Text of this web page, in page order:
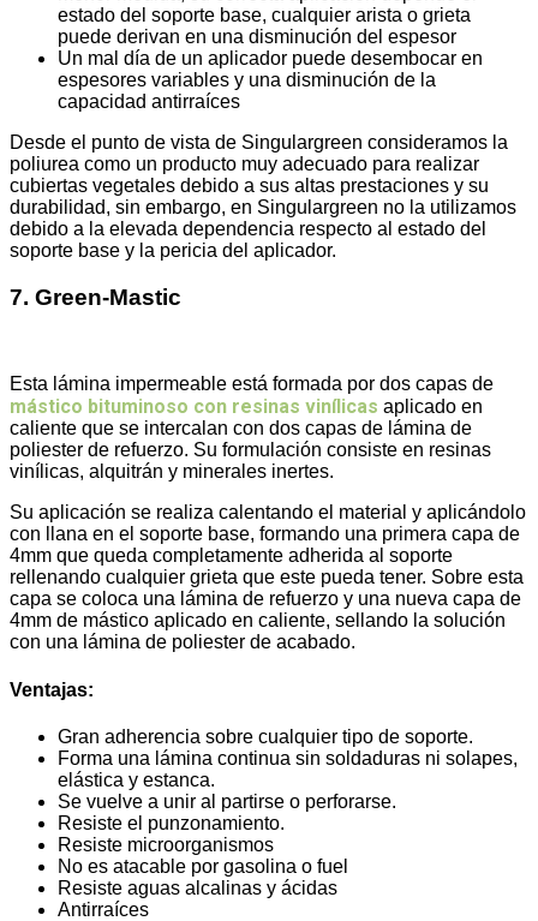
estado del soporte base, cualquier arista o grieta
puede derivan en una disminución del espesor
Un mal día de un aplicador puede desembocar en
espesores variables y una disminución de la
capacidad antirraíces
Desde el punto de vista de Singulargreen consideramos la
poliurea como un producto muy adecuado para realizar
cubiertas vegetales debido a sus altas prestaciones y su
durabilidad, sin embargo, en Singulargreen no la utilizamos
debido a la elevada dependencia respecto al estado del
soporte base y la pericia del aplicador.
7. Green-Mastic
Esta lámina impermeable está formada por dos capas de
mástico bituminoso con resinas vinílicas aplicado en
caliente que se intercalan con dos capas de lámina de
poliester de refuerzo. Su formulación consiste en resinas
vinílicas, alquitrán y minerales inertes.
Su aplicación se realiza calentando el material y aplicándolo
con llana en el soporte base, formando una primera capa de
4mm que queda completamente adherida al soporte
rellenando cualquier grieta que este pueda tener. Sobre esta
capa se coloca una lámina de refuerzo y una nueva capa de
4mm de mástico aplicado en caliente, sellando la solución
con una lámina de poliester de acabado.
Ventajas:
Gran adherencia sobre cualquier tipo de soporte.
Forma una lámina continua sin soldaduras ni solapes,
elástica y estanca.
Se vuelve a unir al partirse o perforarse.
Resiste el punzonamiento.
Resiste microorganismos
No es atacable por gasolina o fuel
Resiste aguas alcalinas y ácidas
Antirraíces